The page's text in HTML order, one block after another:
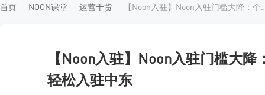
首页 NOON课堂 运营干货 【Noon入驻】
【Noon入驻】Noon入驻门槛大
轻松入驻中东